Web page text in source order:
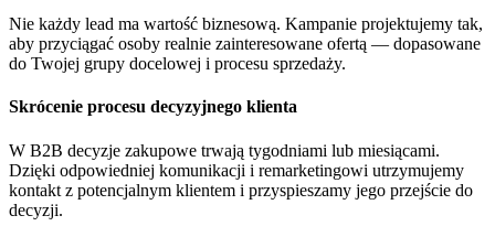
Nie każdy lead ma wartość biznesową. Kampanie projektujemy tak,
aby przyciągać osoby realnie zainteresowane ofertą — dopasowane
do Twojej grupy docelowej i procesu sprzedaży.
Skrócenie procesu decyzyjnego klienta
W B2B decyzje zakupowe trwają tygodniami lub miesiącami.
Dzięki odpowiedniej komunikacji i remarketingowi utrzymujemy
kontakt z potencjalnym klientem i przyspieszamy jego przejście do
decyzji.